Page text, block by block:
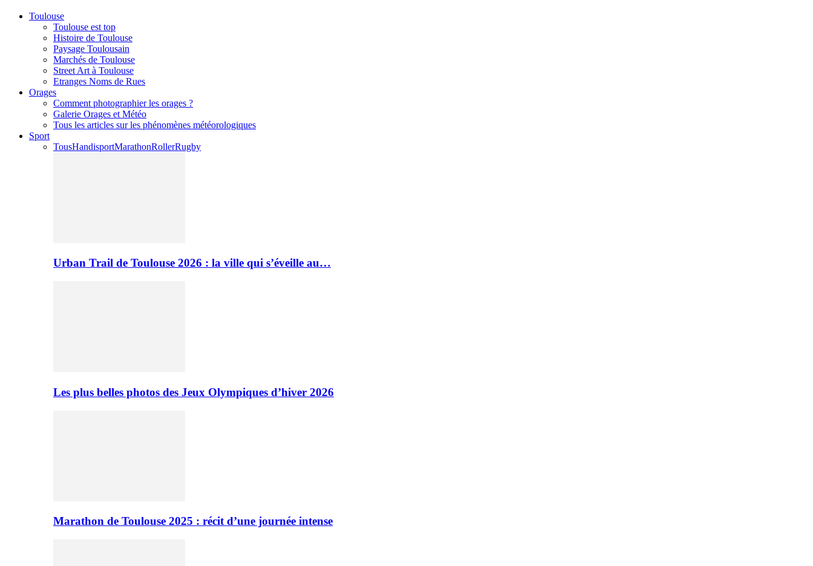
Toulouse
Toulouse est top
Histoire de Toulouse
Paysage Toulousain
Marchés de Toulouse
Street Art à Toulouse
Etranges Noms de Rues
Orages
Comment photographier les orages ?
Galerie Orages et Météo
Tous les articles sur les phénomènes météorologiques
Sport
TousHandisportMarathonRollerRugby
Urban Trail de Toulouse 2026 : la ville qui s’éveille au…
Les plus belles photos des Jeux Olympiques d’hiver 2026
Marathon de Toulouse 2025 : récit d’une journée intense